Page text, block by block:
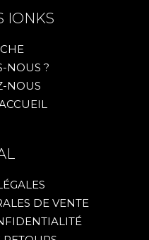
IONKS
NOUS ?
NOUS
DE VENTE